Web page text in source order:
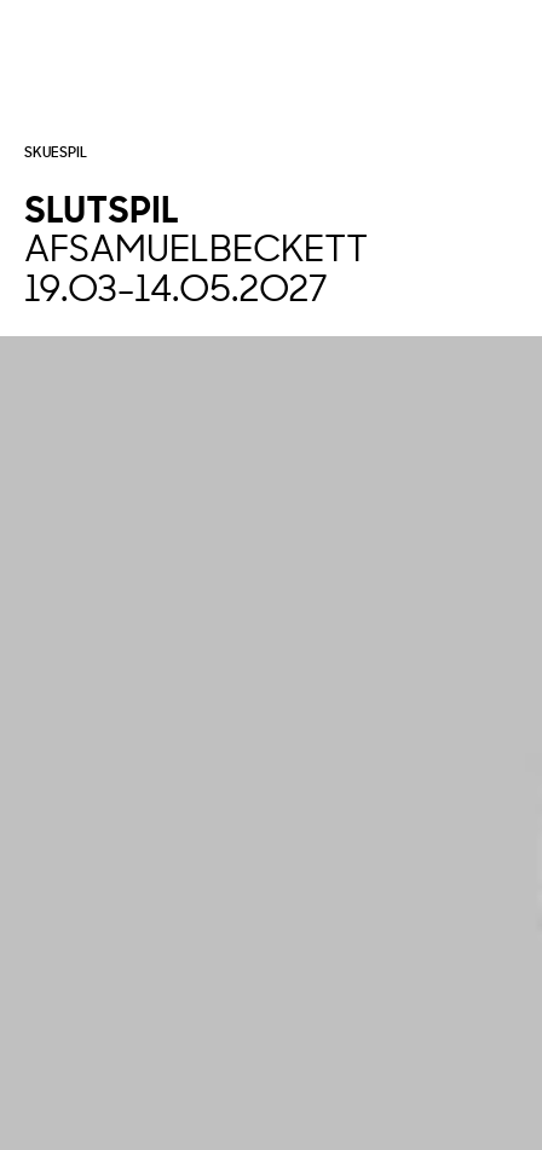
SKUESPIL
SLUTSPIL
AFSAMUEL
BECKETT
19.03- 14.05.2027